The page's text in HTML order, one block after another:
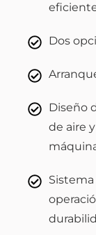
Dos
Diseño
de aire